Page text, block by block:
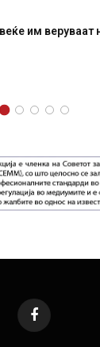
Facebook